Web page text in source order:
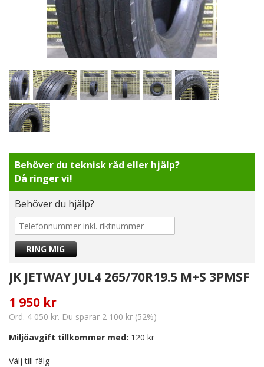
Behöver du teknisk råd eller hjälp?
Då ringer vi!
Behöver du hjälp?
JK JETWAY JUL4 265/70R19.5 M+S 3PMSF
1 950 kr
Ord. 4 050 kr. Du sparar 2 100 kr (52%)
Miljöavgift tillkommer med: 120 kr
Välj till fälg